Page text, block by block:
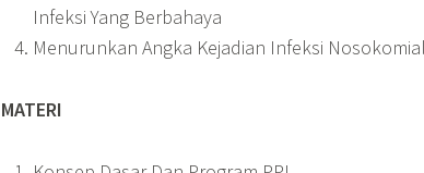
Infeksi Yang Berbahaya
Menurunkan Angka Kejadian Infeksi
MATERI